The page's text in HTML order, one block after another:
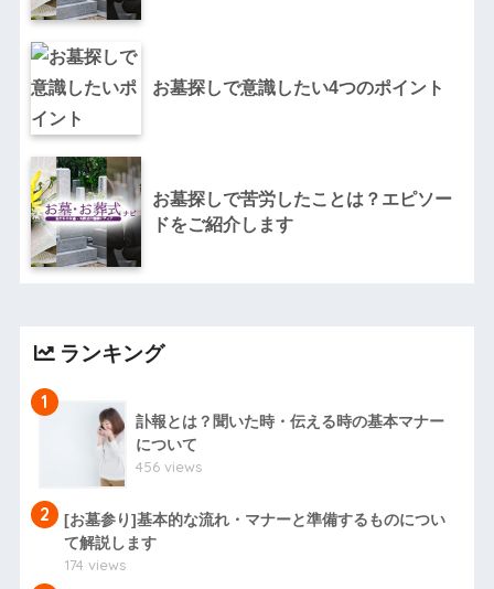
お墓探しで意識したい4つのポイント
お墓探しで苦労したことは？エピソー
ドをご紹介します
ランキング
1
訃報とは？聞いた時・伝える時の基本マナー
について
456 views
2
[お墓参り]基本的な流れ・マナーと準備するものについ
て解説します
174 views